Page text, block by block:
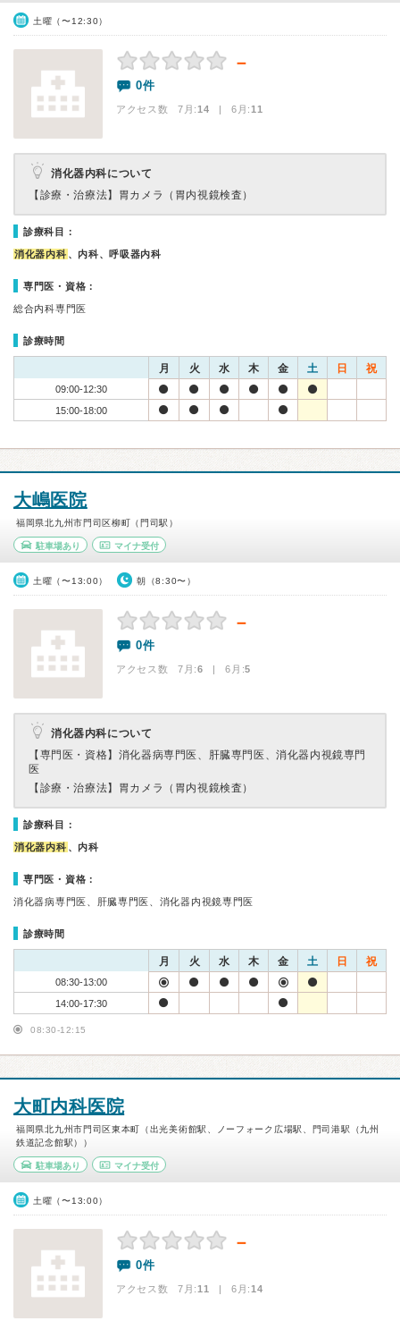
土曜（〜12:30）
－
0件
アクセス数 7月:14 | 6月:11
消化器内科について
【診療・治療法】 胃カメラ（胃内視鏡検査）
診療科目：
消化器内科 、内科、呼吸器内科
専門医・資格：
総合内科専門医
診療時間
月 火 水 木 金 土 日 祝
09:00-12:30
15:00-18:00
大嶋医院
福岡県北九州市門司区柳町（門司駅）
駐車場あり マイナ受付
土曜（〜13:00） 朝（8:30〜）
－
0件
アクセス数 7月:6 | 6月:5
消化器内科について
【専門医・資格】 消化器病専門医、肝臓専門医、消化器内視鏡専門
医
【診療・治療法】 胃カメラ（胃内視鏡検査）
診療科目：
消化器内科 、内科
専門医・資格：
消化器病専門医、肝臓専門医、消化器内視鏡専門医
診療時間
月 火 水 木 金 土 日 祝
08:30-13:00
14:00-17:30
08:30-12:15
大町内科医院
福岡県北九州市門司区東本町（出光美術館駅、ノーフォーク広場駅、門司港駅（九州
鉄道記念館駅））
駐車場あり マイナ受付
土曜（〜13:00）
－
0件
アクセス数 7月:11 | 6月:14